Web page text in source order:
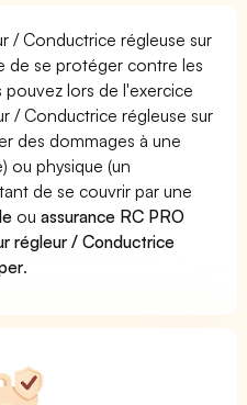
/ Conductrice régleuse sur
de se protéger contre les
lors de l'exercice
/ Conductrice régleuse sur
des dommages à une
ou physique (un
de se couvrir par une
ouassurance RC PRO
régleur / Conductrice
.